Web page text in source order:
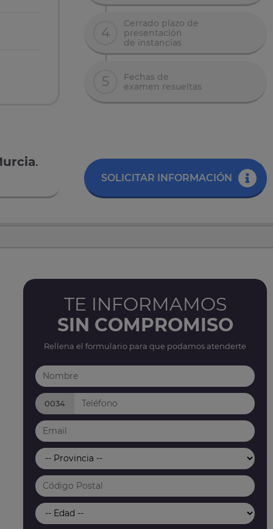
.
4
Cerrado plazo de
presentación
de instancias
5
Fechas de
examen resueltas
SOLICITAR INFORMACIÓN
TE INFORMAMOS
SIN COMPROMISO
Rellena el formulario para que podamos atenderte
0034